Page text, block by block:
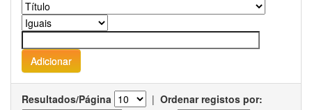
Resultados/Página | Ordenar registos por: